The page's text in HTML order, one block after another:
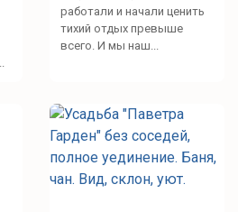
работали и начали ценить
тихий отдых превыше
всего. И мы наш...